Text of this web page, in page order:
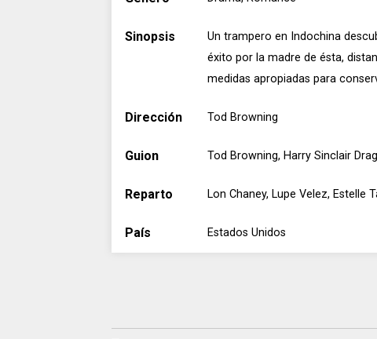
Sinopsis
Un trampero en Indochina
éxito por la madre de ésta,
medidas apropiadas para
Dirección Tod Browning
Guion Tod Browning, Harry Sinclair
Reparto Lon Chaney, Lupe Velez, Estelle
País Estados Unidos